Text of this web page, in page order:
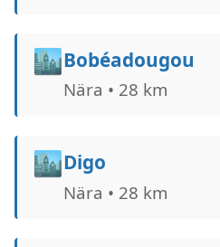
🏙️Bobéadougou
Nära • 28 km
🏙️Digo
Nära • 28 km